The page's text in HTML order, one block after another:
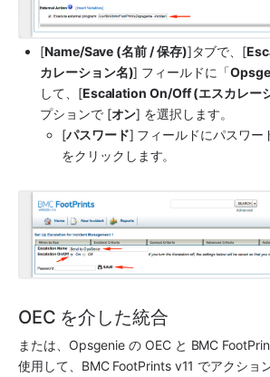
[Name/Save (名前 / 保存)]タブで、[
カレーション名)] フィールドに「
して、[Escalation On/Off (エスカレー
プションで [オン] を選択します。
[パスワード] フィールドにパスワー
をクリックします。
OEC を介した統合
または、 Opsgenie の OEC と BMC
使用して、 BMC FootPrints v11 でアクショ